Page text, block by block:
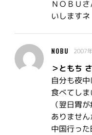
ＮＯＢＵ
いしますネ
NOBU 2007
＞ともち
自分も夜
食べてしま
（翌日胃
ありません
中国行っ